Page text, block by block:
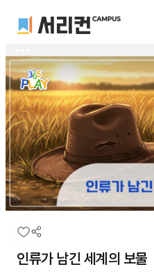
인류가 남긴 세계의 보물